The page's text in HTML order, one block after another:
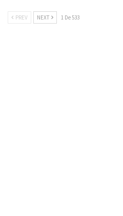
PREV NEXT 1 De 533